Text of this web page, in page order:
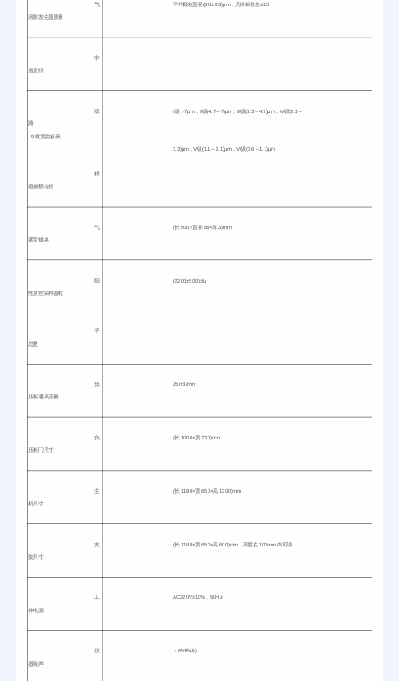
气
溶胶发生器质量
平均颗粒直径(3.0±0.3)μm，几何标准差≤1.5
中
值直径
双
路
  6 级安德森采
样
器捕获粒径
Ⅰ级＞7μm，Ⅱ级(4.7～7)μm，Ⅲ级(3.3～4.7)μm，Ⅳ级(2.1～
3.3)μm，Ⅴ级(1.1～2.1)μm，Ⅵ级(0.6～1.1)μm
气
雾室规格
(长 600×直径 85×厚 3)mm
阳
性质控采样器粒
子
总数
(2200±500)cfu
负
压柜通风流量
≥5m3/min
负
压柜门尺寸
(长 1000×宽 730)mm
主
机尺寸
(长 1180×宽 650×高 1300)mm
支
架尺寸
(长 1180×宽 650×高 600)mm，高度在 100mm 内可调
工
作电源
AC220V±10%，50Hz
仪
器噪声
＜65dB(A)